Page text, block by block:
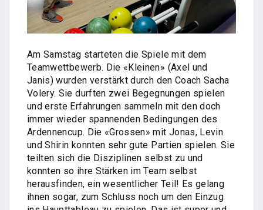
Am Samstag starteten die Spiele mit dem
Teamwettbewerb. Die «Kleinen» (Axel und
Janis) wurden verstärkt durch den Coach Sacha
Volery. Sie durften zwei Begegnungen spielen
und erste Erfahrungen sammeln mit den doch
immer wieder spannenden Bedingungen des
Ardennencup. Die «Grossen» mit Jonas, Levin
und Shirin konnten sehr gute Partien spielen. Sie
teilten sich die Disziplinen selbst zu und
konnten so ihre Stärken im Team selbst
herausfinden, ein wesentlicher Teil! Es gelang
ihnen sogar, zum Schluss noch um den Einzug